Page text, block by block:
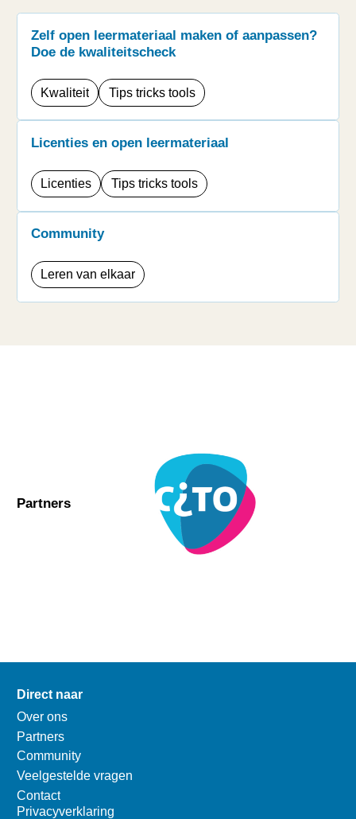
Zelf open leermateriaal maken of aanpassen?
Doe de kwaliteitscheck
Kwaliteit Tips tricks tools
Licenties en open leermateriaal
Licenties Tips tricks tools
Community
Leren van elkaar
Partners
Direct naar
Over ons
Partners
Community
Veelgestelde vragen
Contact
Privacyverklaring